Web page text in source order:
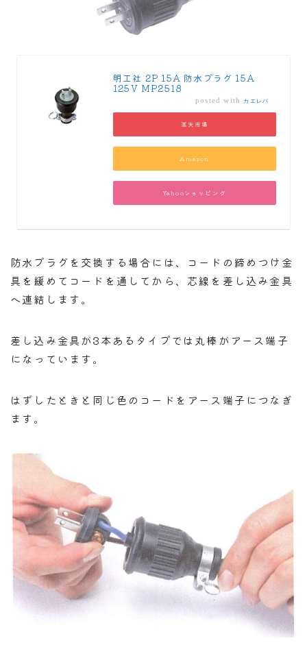
明工社 2P 15A 防水プラグ 15A
125V MP2518
posted with カエレバ
楽天市場
Amazon
Yahooショッピング
防水プラグを交換する場合には、コードの締めつけ金
具を緩めてコードを通してから、芯線を差し込み金具
へ連結します。
差し込み金具が3本あるタイプでは丸棒がアース端子
になっています。
はずしたときと同じ色のコードをアース端子につなぎ
ます。